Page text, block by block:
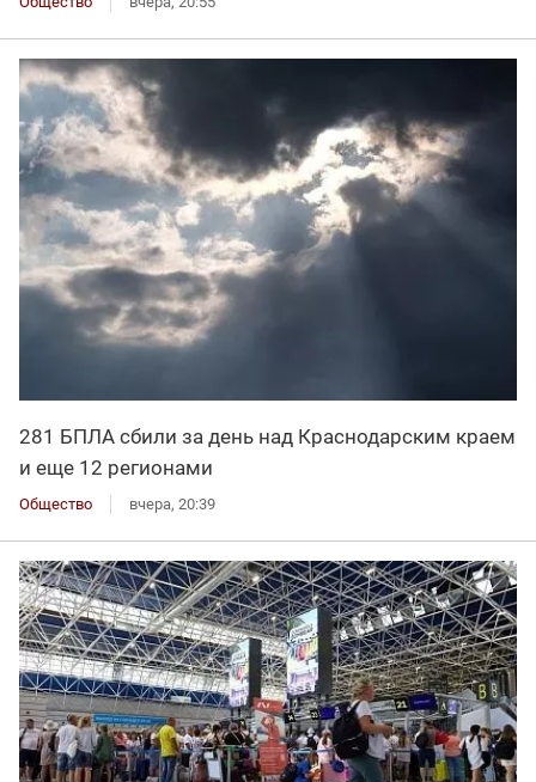
281 БПЛА сбили за день над Краснодарским краем
и еще 12 регионами
Общество вчера, 20:39